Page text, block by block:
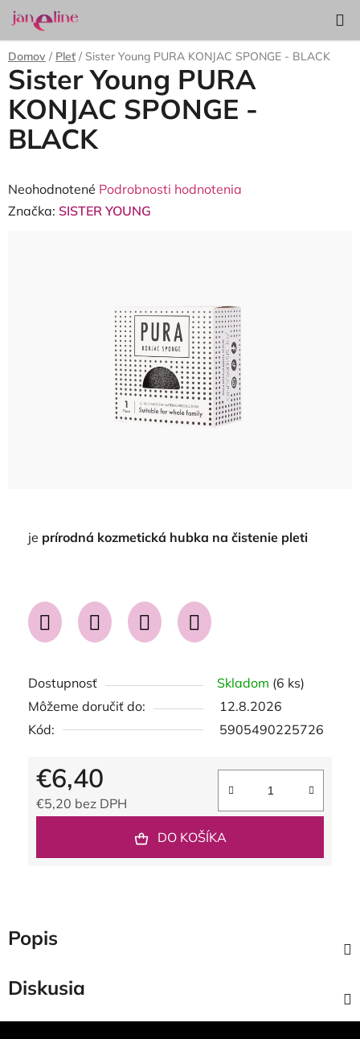
Prejsť
na
obsah
KOŠÍK
Domov / Pleť / Sister Young PURA KONJAC SPONGE - BLACK
je prírodná kozmetická hubka na čistenie pleti
Dostupnosť Skladom (6 ks)
Môžeme doručiť do:
12.8.2026
Kód:
5905490225726
€6,40
€5,20 bez DPH
DO KOŠÍKA
Sister Young PURA
KONJAC SPONGE -
BLACK
Priemerné
hodnotenie
Neohodnotené Podrobnosti hodnotenia
Značka: SISTER YOUNG
Popis
Diskusia